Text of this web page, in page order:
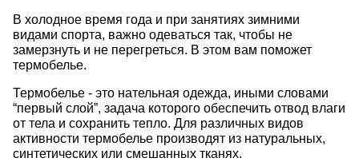
В холодное время года и при занятиях зимними
видами спорта, важно одеваться так, чтобы не
замерзнуть и не перегреться. В этом вам поможет
термобелье.
Термобелье - это нательная одежда, иными словами
“первый слой”, задача которого обеспечить отвод влаги
от тела и сохранить тепло. Для различных видов
активности термобелье производят из натуральных,
синтетических или смешанных тканях.